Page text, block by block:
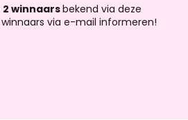
2 winnaarsbekend via deze
via e-mail informeren!